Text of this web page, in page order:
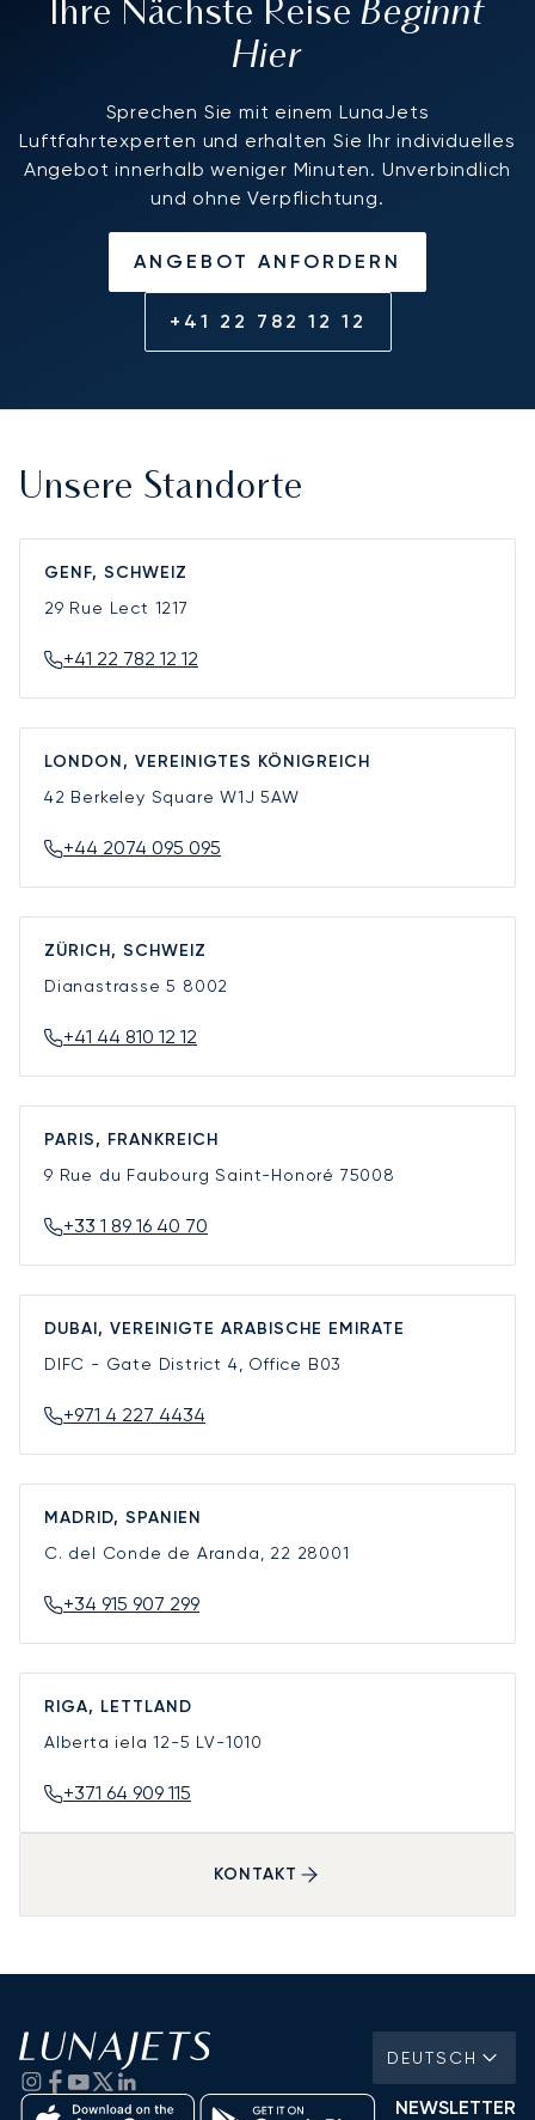
Ihre Nächste ReiseBeginnt
Hier
Sprechen Sie mit einem LunaJets
Luftfahrtexperten und erhalten Sie Ihr individuelles
Angebot innerhalb weniger Minuten. Unverbindlich
und ohne Verpflichtung.
ANGEBOT ANFORDERN
+41 22 782 12 12
Unsere Standorte
GENF, SCHWEIZ
29 Rue Lect 1217
+41 22 782 12 12
LONDON, VEREINIGTES KÖNIGREICH
42 Berkeley SquareW1J 5AW
+44 2074 095 095
ZÜRICH, SCHWEIZ
Dianastrasse 5 8002
+41 44 810 12 12
PARIS, FRANKREICH
9 Rue du Faubourg Saint-Honoré 75008
+33 1 89 16 40 70
DUBAI, VEREINIGTE ARABISCHE EMIRATE
DIFC - Gate District 4, Office B03
+971 4 227 4434
MADRID, SPANIEN
C. del Conde de Aranda, 22 28001
+34 915 907 299
RIGA, LETTLAND
Alberta iela 12-5 LV-1010
+371 64 909 115
KONTAKT
DEUTSCH
NEWSLETTER